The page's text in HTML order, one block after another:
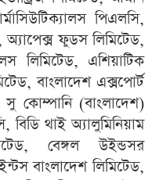
পিএলসি,
অ্যাপেক্স ফুডস লিমিটেড,
লিমিটেড, এশিয়াটিক
বাংলাদেশ এক্সপোর্ট
সু কোম্পানি (বাংলাদেশ)
থাই অ্যালুমিনিয়াম
বেঙ্গল উইন্ডসর
বাংলাদেশ লিমিটেড,